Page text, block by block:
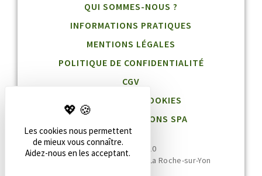
QUI SOMMES-NOUS ?
INFORMATIONS PRATIQUES
MENTIONS LÉGALES
POLITIQUE DE CONFIDENTIALITÉ
CGV
GESTION DES COOKIES
BLOG DESTINATIONS SPA
02 51 36 95 10
20 rue Jean Jaurès, 85000 La Roche-sur-Yon
Les cookies nous permettent
de mieux vous connaître.
Aidez-nous en les acceptant.